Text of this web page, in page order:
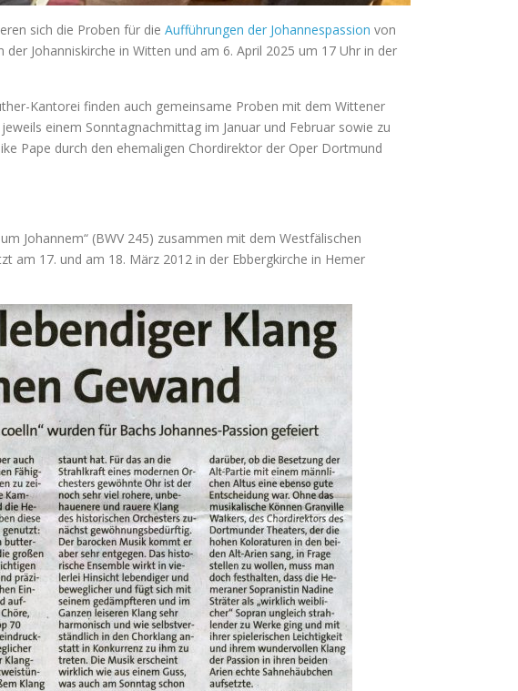
sich die Proben für die Aufführungen der Johannespassion von
Johanniskirche in Witten und am 6. April 2025 um 17 Uhr in der
Kantorei finden auch gemeinsame Proben mit dem Wittener
einem Sonntagnachmittag im Januar und Februar sowie zu
Pape durch den ehemaligen Chordirektor der Oper Dortmund
Johannem“ (BWV 245) zusammen mit dem Westfälischen
am 17. und am 18. März 2012 in der Ebbergkirche in Hemer